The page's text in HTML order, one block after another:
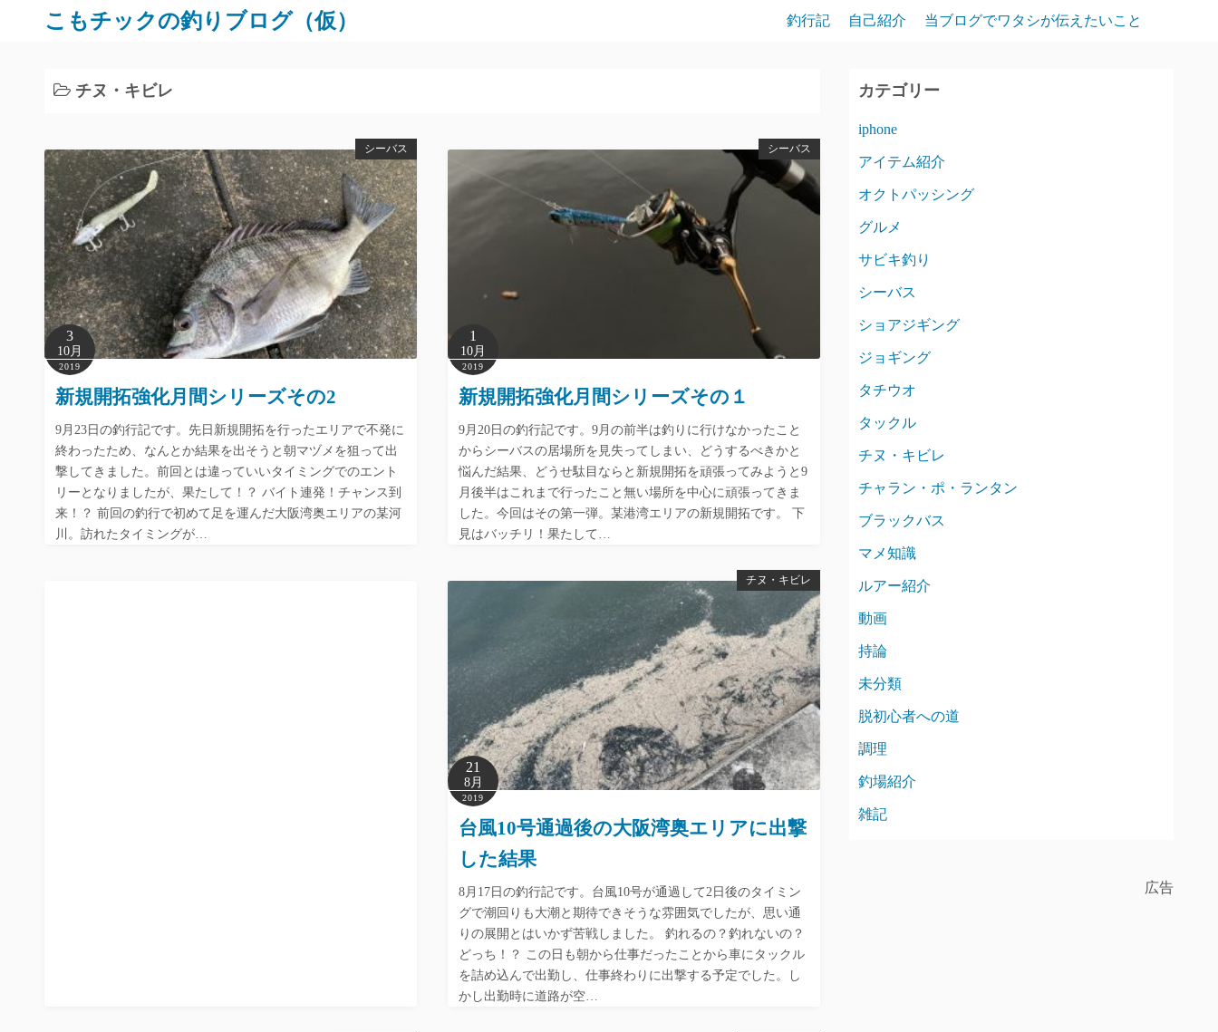
こもチックの釣りブログ（仮） 釣行記 自己紹介 当ブログでワタシが伝えたいこと
チヌ・キビレ
シーバス
3
10月
2019
新規開拓強化月間シリーズその2
9月23日の釣行記です。先日新規開拓を行ったエリアで不発に
終わったため、なんとか結果を出そうと朝マヅメを狙って出
撃してきました。前回とは違っていいタイミングでのエント
リーとなりましたが、果たして！？ バイト連発！チャンス到
来！？ 前回の釣行で初めて足を運んだ大阪湾奥エリアの某河
川。訪れたタイミングが…
シーバス
1
10月
2019
新規開拓強化月間シリーズその１
9月20日の釣行記です。9月の前半は釣りに行けなかったこと
からシーバスの居場所を見失ってしまい、どうするべきかと
悩んだ結果、どうせ駄目ならと新規開拓を頑張ってみようと9
月後半はこれまで行ったこと無い場所を中心に頑張ってきま
した。今回はその第一弾。某港湾エリアの新規開拓です。 下
見はバッチリ！果たして…
チヌ・キビレ
21
8月
2019
台風10号通過後の大阪湾奥エリアに出撃
した結果
8月17日の釣行記です。台風10号が通過して2日後のタイミン
グで潮回りも大潮と期待できそうな雰囲気でしたが、思い通
りの展開とはいかず苦戦しました。 釣れるの？釣れないの？
どっち！？ この日も朝から仕事だったことから車にタックル
を詰め込んで出勤し、仕事終わりに出撃する予定でした。し
かし出勤時に道路が空…
カテゴリー
iphone
アイテム紹介
オクトパッシング
グルメ
サビキ釣り
シーバス
ショアジギング
ジョギング
タチウオ
タックル
チヌ・キビレ
チャラン・ポ・ランタン
ブラックバス
マメ知識
ルアー紹介
動画
持論
未分類
脱初心者への道
調理
釣場紹介
雑記
広告